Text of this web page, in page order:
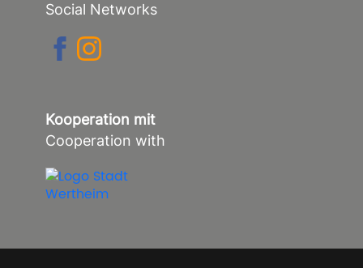
Social Networks
Kooperation mit
Cooperation with